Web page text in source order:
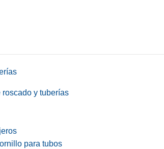
y tuberías
para tubos